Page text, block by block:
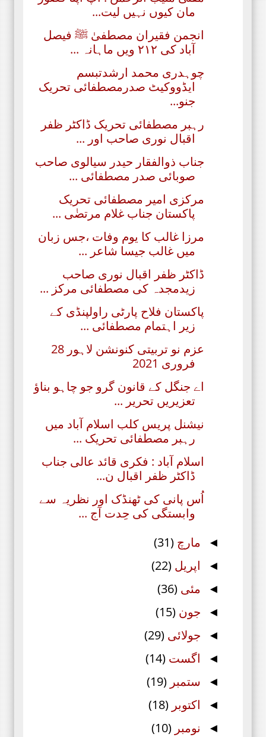
مان کیوں نہیں لیت...
انجمن فقیران مصطفیٰ ﷺ فیصل
آباد کی ۲۱۲ ویں ماہانہ ...
چوہدری محمد ارشدتبسم
ایڈووکیٹ صدرمصطفائی تحریک
جنو...
رہبر مصطفائی تحریک ڈاکٹر ظفر
اقبال نوری صاحب اور ...
جناب ذوالفقار حیدر سیالوی صاحب
صوبائی صدر مصطفائی ...
مرکزی امیر مصطفائی تحریک
پاکستان جناب غلام مرتضٰی ...
مرزا غالب کا یوم وفات ،جس زبان
میں غالب جیسا شاعر ...
ڈاکٹر ظفر اقبال نوری صاحب
زیدمجدہ کی مصطفائی مرکز ...
پاکستان فلاح پارٹی راولپنڈی کے
زیر اہتمام مصطفائی ...
عزم نو تربیتی کنونشن لاہور 28
فروری 2021
اے جنگل کے قانون گرو جو چاہو بناؤ
تعزیریں تحریر ...
نیشنل پریس کلب اسلام آباد میں
رہبر مصطفائی تحریک ...
اسلام آباد : فکری قائد عالی جناب
ڈاکٹر ظفر اقبال ن...
اُس پانی کی ٹھنڈک اور نظریہ سے
وابستگی کی حِدت آج ...
◄ مارچ (31)
◄ اپریل (22)
◄ مئی (36)
◄ جون (15)
◄ جولائی (29)
◄ اگست (14)
◄ ستمبر (19)
◄ اکتوبر (18)
◄ نومبر (10)